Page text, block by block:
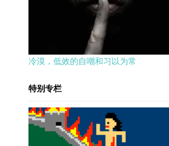
冷漠，低效的自嘲和习以为常
特别专栏